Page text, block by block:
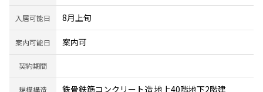
入居可能日 8月上旬
案内可能日 案内可
契約期間
規模構造 鉄骨鉄筋コンクリート造 地上40階地下2階建